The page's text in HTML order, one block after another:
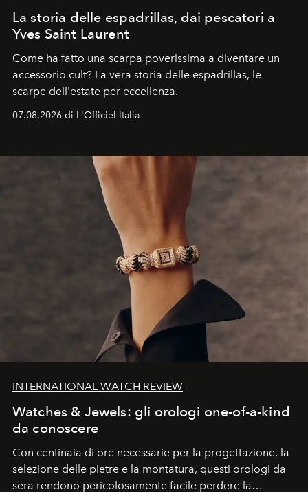
La storia delle espadrillas, dai pescatori a
Yves Saint Laurent
Come ha fatto una scarpa poverissima a diventare un
accessorio cult? La vera storia delle espadrillas, le
scarpe dell'estate per eccellenza.
07.08.2026 di L'Officiel Italia
INTERNATIONAL WATCH REVIEW
Watches & Jewels: gli orologi one-of-a-kind
da conoscere
Con centinaia di ore necessarie per la progettazione, la
selezione delle pietre e la montatura, questi orologi da
sera rendono pericolosamente facile perdere la